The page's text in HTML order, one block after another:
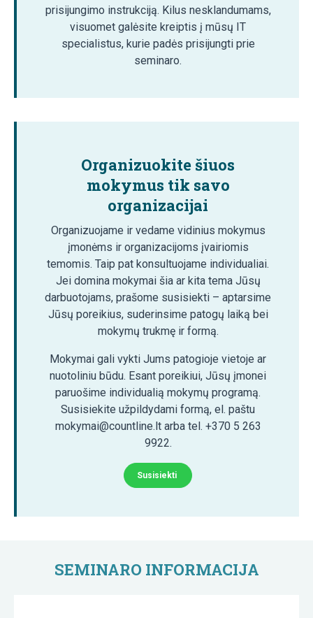
prisijungimo instrukciją. Kilus nesklandumams,
visuomet galėsite kreiptis į mūsų IT
specialistus, kurie padės prisijungti prie
seminaro.
Organizuokite šiuos
mokymus tik savo
organizacijai
Organizuojame ir vedame vidinius mokymus
įmonėms ir organizacijoms įvairiomis
temomis. Taip pat konsultuojame individualiai.
Jei domina mokymai šia ar kita tema Jūsų
darbuotojams, prašome susisiekti – aptarsime
Jūsų poreikius, suderinsime patogų laiką bei
mokymų trukmę ir formą.
Mokymai gali vykti Jums patogioje vietoje ar
nuotoliniu būdu. Esant poreikiui, Jūsų įmonei
paruošime individualią mokymų programą.
Susisiekite užpildydami formą, el. paštu
mokymai@countline.lt arba tel. +370 5 263
9922.
Susisiekti
SEMINARO INFORMACIJA